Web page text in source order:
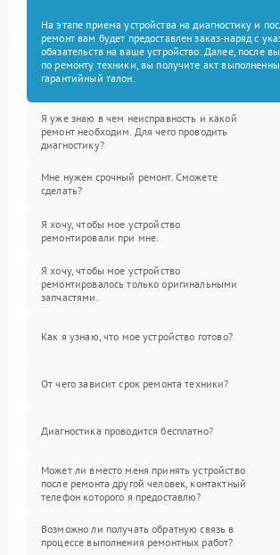
На этапе приема устройства на диагностику и
ремонт вам будет предоставлен заказ-наряд с
обязательств на ваше устройство. Далее, после
по ремонту техники, вы получите акт
гарантийный талон.
Я уже знаю в чем неисправность и какой
ремонт необходим. Для чего проводить
диагностику?
Мне нужен срочный ремонт. Сможете
сделать?
Я хочу, чтобы мое устройство
ремонтировали при мне.
Я хочу, чтобы мое устройство
ремонтировалось только оригинальными
запчастями.
Как я узнаю, что мое устройство готово?
От чего зависит срок ремонта техники?
Диагностика проводится бесплатно?
Может ли вместо меня принять устройство
после ремонта другой человек, контактный
телефон которого я предоставлю?
Возможно ли получать обратную связь в
процессе выполнения ремонтных работ?